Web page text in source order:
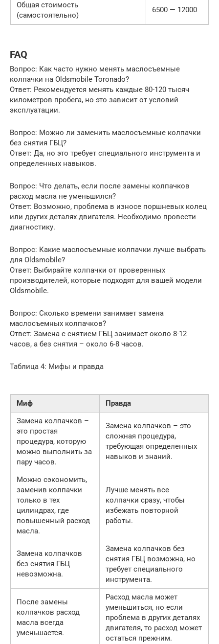
Общая стоимость
(самостоятельно)
6500 — 12000
FAQ
Вопрос: Как часто нужно менять маслосъемные
колпачки на Oldsmobile Toronado?
Ответ: Рекомендуется менять каждые 80-120 тысяч
километров пробега, но это зависит от условий
эксплуатации.
Вопрос: Можно ли заменить маслосъемные колпачки
без снятия ГБЦ?
Ответ: Да, но это требует специального инструмента и
определенных навыков.
Вопрос: Что делать, если после замены колпачков
расход масла не уменьшился?
Ответ: Возможно, проблема в износе поршневых колец
или других деталях двигателя. Необходимо провести
диагностику.
Вопрос: Какие маслосъемные колпачки лучше выбрать
для Oldsmobile?
Ответ: Выбирайте колпачки от проверенных
производителей, которые подходят для вашей модели
Oldsmobile.
Вопрос: Сколько времени занимает замена
маслосъемных колпачков?
Ответ: Замена с снятием ГБЦ занимает около 8-12
часов, а без снятия – около 6-8 часов.
Таблица 4: Мифы и правда
Миф
Правда
Замена колпачков –
это простая
процедура, которую
можно выполнить за
пару часов.
Замена колпачков – это
сложная процедура,
требующая определенных
навыков и знаний.
Можно сэкономить,
заменив колпачки
только в тех
цилиндрах, где
повышенный расход
масла.
Лучше менять все
колпачки сразу, чтобы
избежать повторной
работы.
Замена колпачков
без снятия ГБЦ
невозможна.
Замена колпачков без
снятия ГБЦ возможна, но
требует специального
инструмента.
После замены
колпачков расход
масла всегда
уменьшается.
Расход масла может
уменьшиться, но если
проблема в других деталях
двигателя, то расход может
остаться прежним.